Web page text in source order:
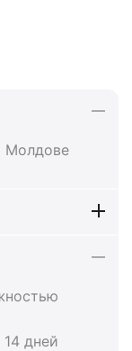
Молдове
дней